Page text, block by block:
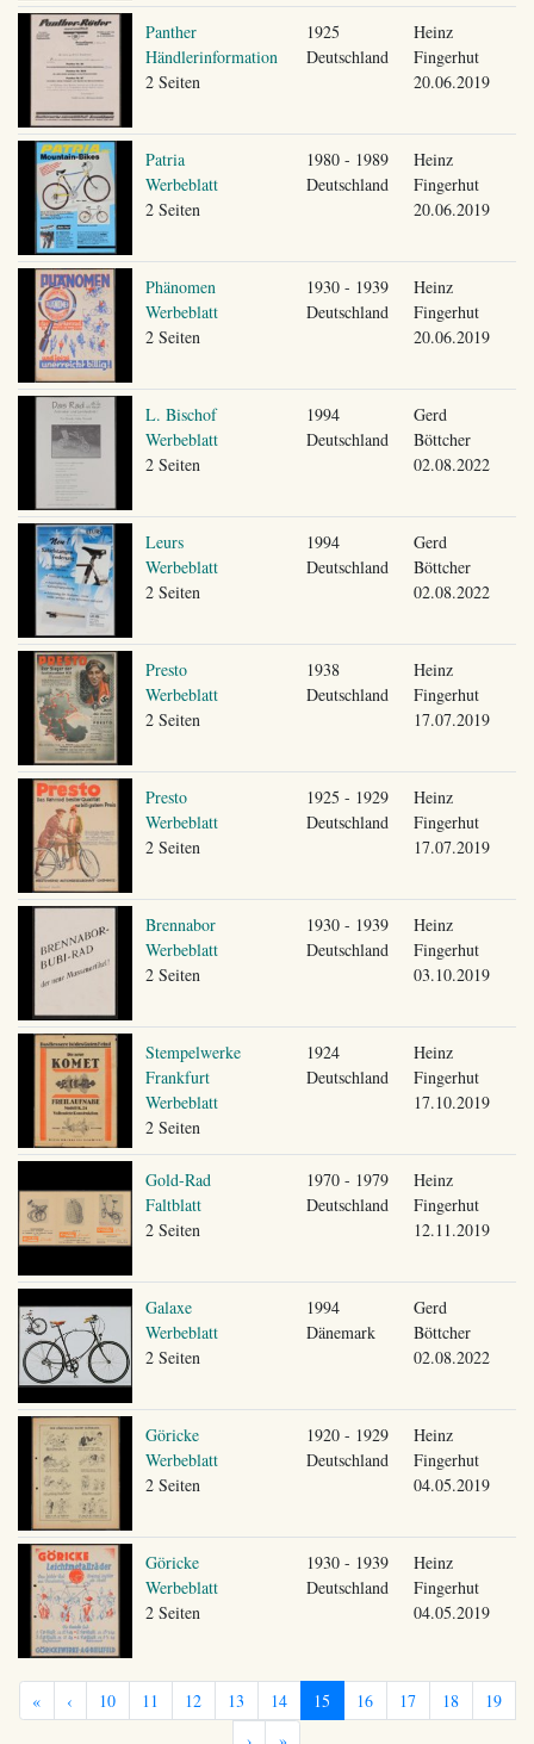
Panther
Händlerinformation
2 Seiten
1925
Deutschland
Heinz
Fingerhut
20.06.2019
Patria
Werbeblatt
2 Seiten
1980 - 1989
Deutschland
Heinz
Fingerhut
20.06.2019
Phänomen
Werbeblatt
2 Seiten
1930 - 1939
Deutschland
Heinz
Fingerhut
20.06.2019
L. Bischof
Werbeblatt
2 Seiten
1994
Deutschland
Gerd
Böttcher
02.08.2022
Leurs
Werbeblatt
2 Seiten
1994
Deutschland
Gerd
Böttcher
02.08.2022
Presto
Werbeblatt
2 Seiten
1938
Deutschland
Heinz
Fingerhut
17.07.2019
Presto
Werbeblatt
2 Seiten
1925 - 1929
Deutschland
Heinz
Fingerhut
17.07.2019
Brennabor
Werbeblatt
2 Seiten
1930 - 1939
Deutschland
Heinz
Fingerhut
03.10.2019
Stempelwerke
Frankfurt
Werbeblatt
2 Seiten
1924
Deutschland
Heinz
Fingerhut
17.10.2019
Gold-Rad
Faltblatt
2 Seiten
1970 - 1979
Deutschland
Heinz
Fingerhut
12.11.2019
Galaxe
Werbeblatt
2 Seiten
1994
Dänemark
Gerd
Böttcher
02.08.2022
Göricke
Werbeblatt
2 Seiten
1920 - 1929
Deutschland
Heinz
Fingerhut
04.05.2019
Göricke
Werbeblatt
2 Seiten
1930 - 1939
Deutschland
Heinz
Fingerhut
04.05.2019
« ‹ 10 11 12 13 14 15 16 17 18
19
›
»